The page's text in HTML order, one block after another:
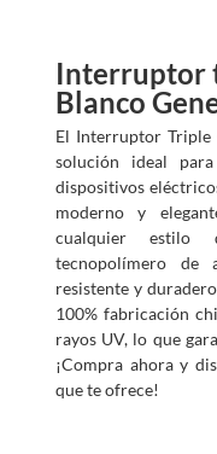
Interruptor
Blanco
El Interruptor Triple
solución ideal
dispositivos
moderno y
cualquier estilo
tecnopolímero de
resistente y
100% fabricación
rayos UV, lo que
¡Compra ahora y
que te ofrece!